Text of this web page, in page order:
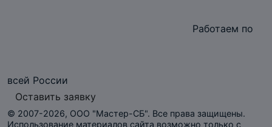
Работаем по
всей России
Оставить заявку
© 2007-2026, ООО "Мастер-СБ". Все права защищены.
Использование материалов сайта возможно только с